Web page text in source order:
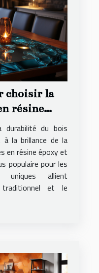
choisir la
résine
votre du bois
la brillance de la
en résine époxy et
populaire pour les
uniques allient
et le